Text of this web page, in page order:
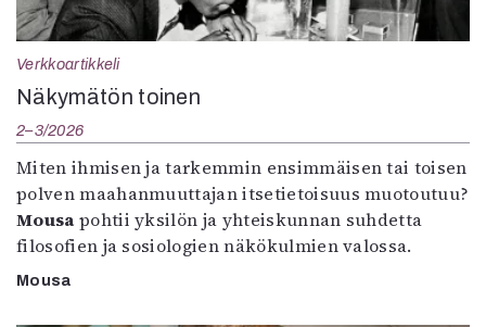
Verkkoartikkeli
Näkymätön toinen
2–3/2026
Miten ihmisen ja tarkemmin ensimmäisen tai toisen
polven maahanmuuttajan itsetietoisuus muotoutuu?
Mousa pohtii yksilön ja yhteiskunnan suhdetta
filosofien ja sosiologien näkökulmien valossa.
Mousa